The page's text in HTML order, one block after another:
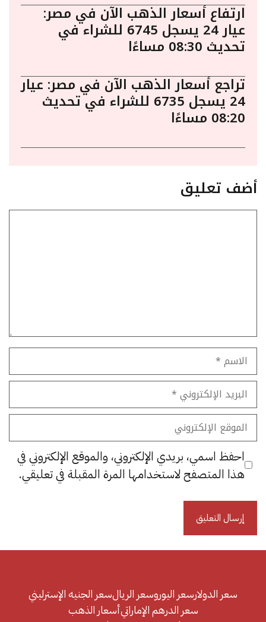
ارتفاع أسعار الذهب الآن في مصر:
عيار 24 يسجل 6745 للشراء في
تحديث 08:30 مساءًا
تراجع أسعار الذهب الآن في مصر: عيار
24 يسجل 6735 للشراء في تحديث
08:20 مساءًا
أضف تعليق
الاسم
البريد
الإلكتروني
الموقع
الإلكتروني
احفظ اسمي، بريدي الإلكتروني، والموقع الإلكتروني في
هذا المتصفح لاستخدامها المرة المقبلة في تعليقي.
سعر الدولارسعر اليوروسعر الريالسعر الجنيه الإسترليني
سعر الدرهم الإماراتيأسعار الذهب